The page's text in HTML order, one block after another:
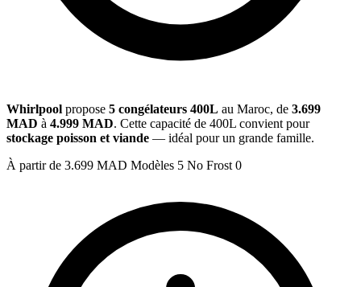
Whirlpool propose 5 congélateurs 400L au Maroc, de 3.699
MAD à 4.999 MAD. Cette capacité de 400L convient pour
stockage poisson et viande — idéal pour un grande famille.
À partir de 3.699 MAD Modèles 5 No Frost 0